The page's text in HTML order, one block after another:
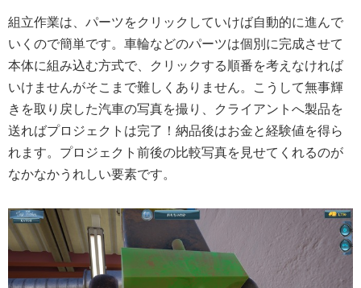
組立作業は、パーツをクリックしていけば自動的に進んで
いくので簡単です。車輪などのパーツは個別に完成させて
本体に組み込む方式で、クリックする順番を考えなければ
いけませんがそこまで難しくありません。こうして無事輝
きを取り戻した汽車の写真を撮り、クライアントへ製品を
送ればプロジェクトは完了！納品後はお金と経験値を得ら
れます。プロジェクト前後の比較写真を見せてくれるのが
なかなかうれしい要素です。